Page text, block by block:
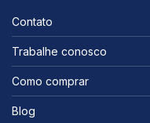
Contato
Trabalhe conosco
Como comprar
Blog